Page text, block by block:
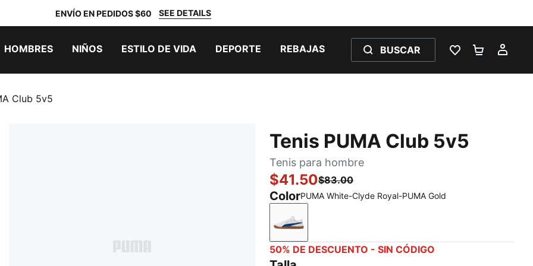
ENVÍO EN PEDIDOS $60 SEE DETAILS
HOMBRES NIÑOS ESTILO DE VIDA DEPORTE REBAJAS BUSCAR
LISTA DE
Club 5v5
Tenis PUMA Club 5v5
Tenis para hombre
$41.50$83.00
ColorPUMA White-Clyde Royal-PUMA Gold
PUMA White-Clyde Royal-PUMA Gold
50% DE DESCUENTO - SIN CÓDIGO